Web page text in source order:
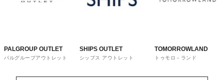
PALGROUP OUTLET
パルグループアウトレット
SHIPS OUTLET
シップス アウトレット
TOMORROWLAND
トゥモロ－ランド